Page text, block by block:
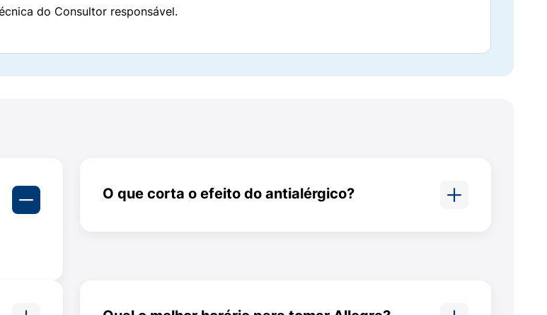
do Consultor responsável.
O que corta o efeito do antialérgico?